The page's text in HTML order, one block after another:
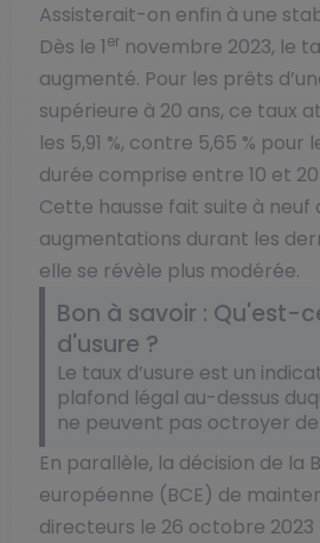
Assisterait-on enfin à une
Dès le 1ernovembre 2023, le
augmenté. Pour les prêts
supérieure à 20 ans, ce taux
les 5,91 %, contre 5,65 % pour
durée comprise entre 10 et
Cette hausse fait suite à neuf
augmentations durant les
elle se révèle plus modérée.
Bon à savoir : Qu'est-
d'usure ?
Le taux d’usure est un
plafond légal au-dessus
ne peuvent pas octroyer
En parallèle, la décision de la
européenne (BCE) de
directeurs le 26 octobre